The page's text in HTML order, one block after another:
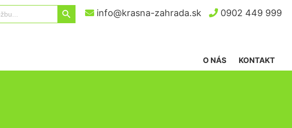
Search Button
info@krasna-zahrada.sk 0902 449 999
KONTAKT
O NÁS